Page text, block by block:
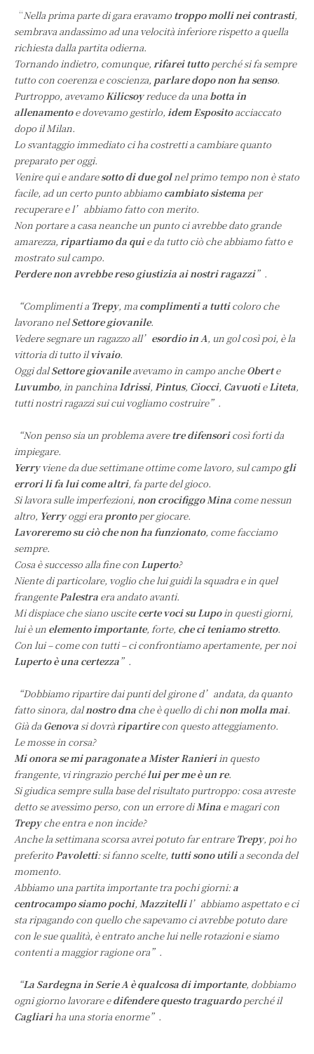
“Nella prima parte di gara eravamo troppo molli nei contrasti,
sembrava andassimo ad una velocità inferiore rispetto a quella
richiesta dalla partita odierna.
Tornando indietro, comunque, rifarei tutto perché si fa sempre
tutto con coerenza e coscienza, parlare dopo non ha senso.
Purtroppo, avevamo Kilicsoy reduce da una botta in
allenamentoe dovevamo gestirlo, idem Espositoacciaccato
dopo il Milan.
Lo svantaggio immediato ci ha costretti a cambiare quanto
preparato per oggi.
Venire qui e andaresotto di due gol nel primo tempo non è stato
facile, ad un certo punto abbiamo cambiato sistema per
recuperare e l’abbiamo fatto con merito.
Non portare a casa neanche un punto ci avrebbe dato grande
amarezza, ripartiamo da quie da tutto ciò che abbiamo fatto e
mostrato sul campo.
Perdere non avrebbe reso giustizia ai nostri ragazzi”.
“Complimenti a Trepy, ma complimenti a tutticoloro che
lavorano nelSettore giovanile.
Vedere segnare un ragazzo all’ esordio in A, un gol così poi, è la
vittoria di tutto ilvivaio.
Oggi dalSettore giovanileavevamo in campo ancheOberte
Luvumbo, in panchina Idrissi, Pintus, Ciocci, Cavuotie Liteta,
tutti nostri ragazzi sui cui vogliamo costruire”.
“Non penso sia un problema averetre difensoricosì forti da
impiegare.
Yerryviene da due settimane ottime come lavoro, sul campo gli
errori li fa lui come altri, fa parte del gioco.
Si lavora sulle imperfezioni, non crocifiggo Mina come nessun
altro, Yerryoggi era pronto per giocare.
Lavoreremo su ciò che non ha funzionato, come facciamo
sempre.
Cosa è successo alla fine con Luperto?
Niente di particolare, voglio che lui guidi la squadra e in quel
frangente Palestra era andato avanti.
Mi dispiace che siano uscitecerte voci su Lupoin questi giorni,
lui è un elemento importante, forte, che ci teniamo stretto.
Con lui – come con tutti – ci confrontiamo apertamente, per noi
Luperto è una certezza”.
“Dobbiamo ripartire dai punti del girone d’andata, da quanto
fatto sinora, dalnostro dna che è quello di chinon molla mai.
Già da Genova si dovrà ripartirecon questo atteggiamento.
Le mosse in corsa?
Mi onora se mi paragonate a Mister Ranieriin questo
frangente, vi ringrazio perchélui per me è un re.
Si giudica sempre sulla base del risultato purtroppo: cosa avreste
detto se avessimo perso, con un errore di Mina e magari con
Trepyche entra e non incide?
Anche la settimana scorsa avrei potuto far entrare Trepy, poi ho
preferito Pavoletti: si fanno scelte, tutti sono utilia seconda del
momento.
Abbiamo una partita importante tra pochi giorni:a
centrocampo siamo pochi, Mazzitelli l’abbiamo aspettato e ci
sta ripagando con quello che sapevamo ci avrebbe potuto dare
con le sue qualità, è entrato anche lui nelle rotazioni e siamo
contenti a maggior ragione ora”.
“La Sardegna in Serie A è qualcosa di importante, dobbiamo
ogni giorno lavorare edifendere questo traguardoperché il
Cagliari ha una storia enorme”.